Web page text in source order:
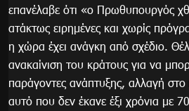
επανέλαβε ότι «ο Πρωθυπουργός
ατάκτως ειρημένες και χωρίς
η χώρα έχει ανάγκη από σχέδιο.
ανακαίνιση του κράτους για να
παράγοντες ανάπτυξης, αλλαγή
αυτό που δεν έκανε έξι χρόνια με